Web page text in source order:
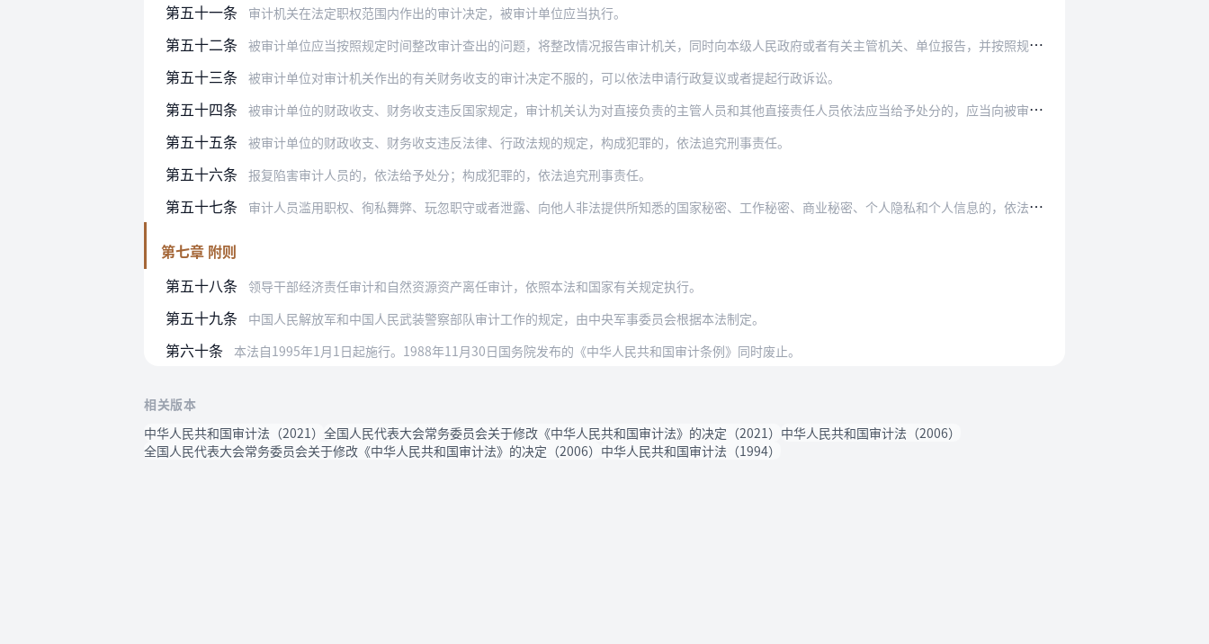
第五十一条 审计机关在法定职权范围内作出的审计决定，被审计单位应当执行。
第五十二条 被审计单位应当按照规定时间整改审计查出的问题，将整改情况报告审计机关，同时向本级人民政府或者有关主管机关、单位报告，并按照规定向社会公布。
第五十三条 被审计单位对审计机关作出的有关财务收支的审计决定不服的，可以依法申请行政复议或者提起行政诉讼。
第五十四条 被审计单位的财政收支、财务收支违反国家规定，审计机关认为对直接负责的主管人员和其他直接责任人员依法应当给予处分的，应当向被审计单位提出处理建议，或者移送监察机关…
第五十五条 被审计单位的财政收支、财务收支违反法律、行政法规的规定，构成犯罪的，依法追究刑事责任。
第五十六条 报复陷害审计人员的，依法给予处分；构成犯罪的，依法追究刑事责任。
第五十七条 审计人员滥用职权、徇私舞弊、玩忽职守或者泄露、向他人非法提供所知悉的国家秘密、工作秘密、商业秘密、个人隐私和个人信息的，依法给予处分；构成犯罪的，依法追究刑事责…
第七章 附则
第五十八条
领导干部经济责任审计和自然资源资产离任审计，依照本法和国家有关规定执行。
第五十九条 中国人民解放军和中国人民武装警察部队审计工作的规定，由中央军事委员会根据本法制定。
第六十条 本法自1995年1月1日起施行。1988年11月30日国务院发布的《中华人民共和国审计条例》同时废止。
相关版本
中华人民共和国审计法（2021） 全国人民代表大会常务委员会关于修改《中华人民共和国审计法》的决定（2021） 中华人民共和国审计法（2006）
全国人民代表大会常务委员会关于修改《中华人民共和国审计法》的决定（2006） 中华人民共和国审计法（1994）